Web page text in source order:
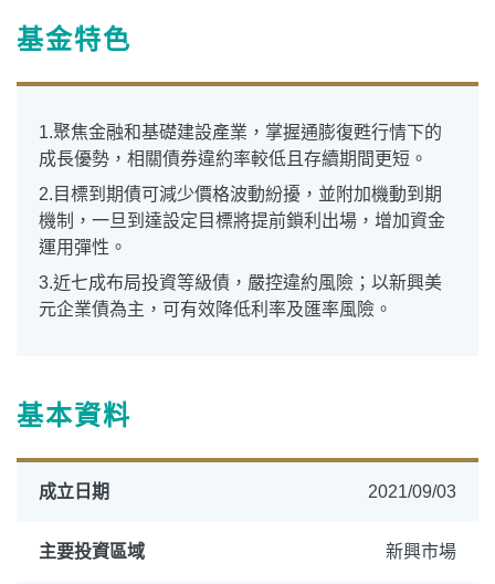
基金特色
1.聚焦金融和基礎建設產業，掌握通膨復甦行情下的
成長優勢，相關債券違約率較低且存續期間更短。
2.目標到期債可減少價格波動紛擾，並附加機動到期
機制，一旦到達設定目標將提前鎖利出場，增加資金
運用彈性。
3.近七成布局投資等級債，嚴控違約風險；以新興美
元企業債為主，可有效降低利率及匯率風險。
基本資料
成立日期 2021/09/03
主要投資區域 新興市場